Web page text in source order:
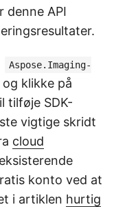
denne API
Aspose.Imaging-
klikke på
tilføje SDK-
vigtige skridt
cloud
konto ved at
i artiklen hurtig